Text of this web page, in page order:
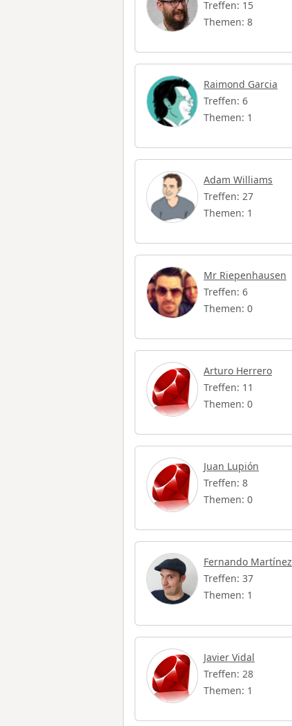
Treffen: 15
Themen: 8
Raimond Garcia
Treffen: 6
Themen: 1
Adam Williams
Treffen: 27
Themen: 1
Mr Riepenhausen
Treffen: 6
Themen: 0
Arturo Herrero
Treffen: 11
Themen: 0
Juan Lupión
Treffen: 8
Themen: 0
Fernando Martínez
Treffen: 37
Themen: 1
Javier Vidal
Treffen: 28
Themen: 1